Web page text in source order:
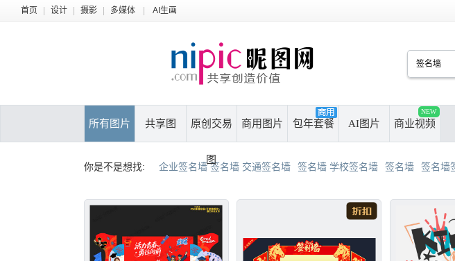
首页 设计 摄影 多媒体 AI生画
所有图片 共享图 原创交易
图
商用图片 包年套餐 AI图片 商业视频
NEW
你是不是想找: 企业签名墙 签名墙 交通签名墙 签名墙 学校签名墙 签名墙 签名墙